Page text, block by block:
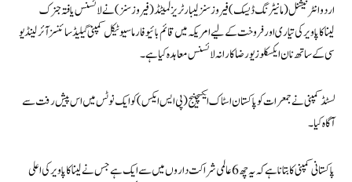
اردو انٹرنیشنل (مانیٹرنگ ڈیسک) فیروزسنز لیبارٹریز لمیٹڈ (فیروزسنز) نے لائسنس یافتہ جنرک
لیناکاپاویر کی تیاری اور فروخت کے لیے امریکہ میں قائم بائیو فارماسیوٹیکل کمپنی گیلیڈ سائنسز آئرلینڈ یو
سی کے ساتھ نان ایکسکلوزیو رضاکارانہ لائسنس معاہدہ کیا ہے۔
لسٹڈ کمپنی نے جمعرات کو پاکستان اسٹاک ایکسچینج (پی ایس ایکس) کو ایک نوٹس میں اس پیش رفت سے
آگاہ کیا۔
پاکستانی کمپنی کا بتانا ہے کہ یہ چھ6عالمی شراکت داروں میں سے ایک ہے جس نے لیناکاپاویر کی اعلی